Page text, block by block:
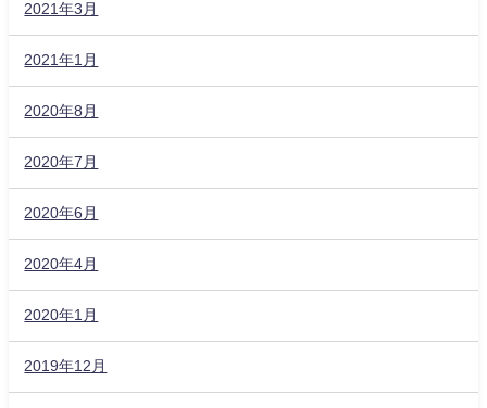
2021年3月
2021年1月
2020年8月
2020年7月
2020年6月
2020年4月
2020年1月
2019年12月